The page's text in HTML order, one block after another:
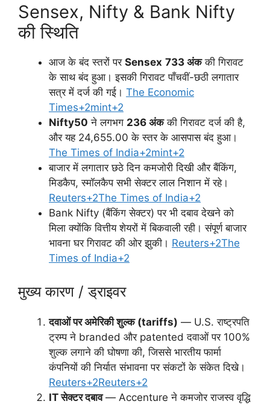
Sensex, Nifty & Bank Nifty
की स्थिति
आज के बंद स्तरों पर Sensex 733 अंककी गिरावट
के साथ बंद हुआ। इसकी गिरावट पाँचवीं-छठी लगातार
सत्र में दर्ज की गई। The Economic
Times+2mint+2
Nifty50 ने लगभग 236 अंककी गिरावट दर्ज की है,
और यह 24,655.00 के स्तर के आसपास बंद हुआ।
The Times of India+2mint+2
बाजार में लगातार छठे दिन कमजोरी दिखी और बैंकिंग,
मिडकैप, स्मॉलकैप सभी सेक्टर लाल निशान में रहे।
Reuters+2The Times of India+2
Bank Nifty (बैंकिंग सेक्टर) पर भी दबाव देखने को
मिला क्योंकि वित्तीय शेयरों में बिकवाली रही। संपूर्ण बाजार
भावना घर गिरावट की ओर झुकी। Reuters+2The
Times of India+2
मुख्य कारण / ड्राइवर
दवाओं पर अमेरिकी शुल्क (tariffs) — U.S. राष्ट्रपति
ट्रम्प ने branded और patented दवाओं पर 100%
शुल्क लगाने की घोषणा की, जिससे भारतीय फार्मा
कंपनियों की निर्यात संभावना पर संकटों के संकेत दिखे।
Reuters+2Reuters+2
IT सेक्टर दबाव— Accenture ने कमजोर राजस्व वृद्धि